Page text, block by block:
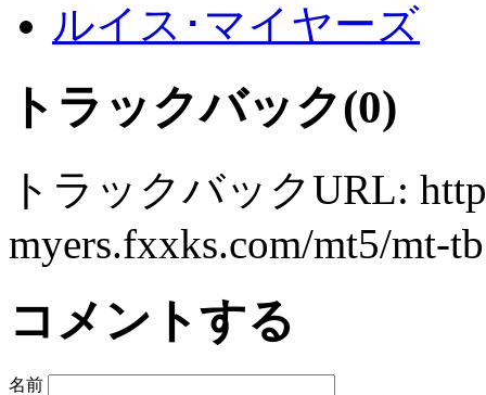
ルイス･マイヤーズ
トラックバック(0)
トラックバックURL:
myers.fxxks.com/mt5/mt-
コメントする
名前